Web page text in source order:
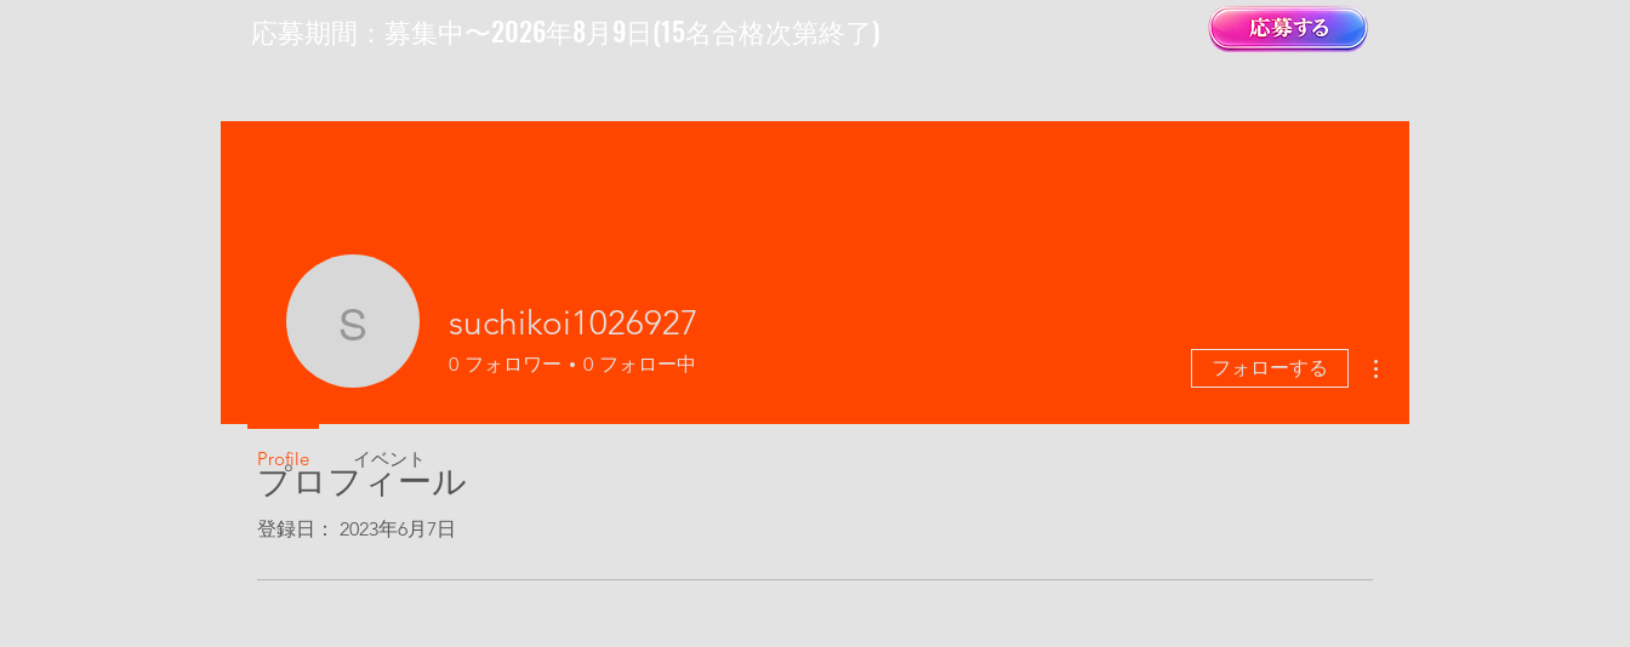
​応募期間：募集中〜2026年8月9日(15名合格次第終了)
プロフィール
登録日： 2023年6月7日
suchikoi1026927
suchikoi1026927
0 フォロワー 0 フォロー中 フォローする
Profile イベント